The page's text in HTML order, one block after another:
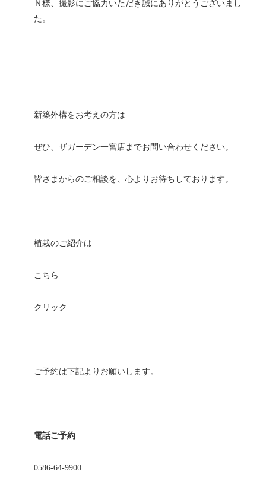
Ｎ様、撮影にご協力いただき誠にありがとうございまし
た。
新築外構をお考えの方は
ぜひ、ザガーデン一宮店までお問い合わせください。
皆さまからのご相談を、心よりお待ちしております。
植栽のご紹介は
こちら
クリック
ご予約は下記よりお願いします。
電話ご予約
0586-64-9900